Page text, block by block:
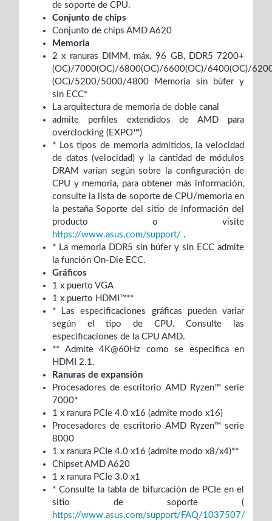
de soporte de CPU.
Conjunto de chips
Conjunto de chips AMD A620
Memoria
2 x ranuras DIMM, máx. 96 GB, DDR5 7200+
(OC)/7000(OC)/6800(OC)/6600(OC)/6400(OC)/
(OC)/5200/5000/4800 Memoria sin búfer y
sin ECC*
La arquitectura de memoria de doble canal
admite perfiles extendidos de AMD para
overclocking (EXPO™)
* Los tipos de memoria admitidos, la velocidad
de datos (velocidad) y la cantidad de módulos
DRAM varían según sobre la configuración de
CPU y memoria, para obtener más información,
consulte la lista de soporte de CPU/memoria en
la pestaña Soporte del sitio de información del
producto o visite
https://www.asus.com/support/ .
* La memoria DDR5 sin búfer y sin ECC admite
la función On-Die ECC.
Gráficos
1 x puerto VGA
1 x puerto HDMI™**
* Las especificaciones gráficas pueden variar
según el tipo de CPU. Consulte las
especificaciones de la CPU AMD.
** Admite 4K@60Hz como se especifica en
HDMI 2.1.
Ranuras de expansión
Procesadores de escritorio AMD Ryzen™ serie
7000*
1 x ranura PCIe 4.0 x16 (admite modo x16)
Procesadores de escritorio AMD Ryzen™ serie
8000
1 x ranura PCIe 4.0 x16 (admite modo x8/x4)**
Chipset AMD A620
1 x ranura PCIe 3.0 x1
* Consulte la tabla de bifurcación de PCIe en el
sitio de soporte (
https://www.asus.com/support/FAQ/1037507/